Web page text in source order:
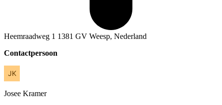
Heemraadweg 1 1381 GV Weesp, Nederland
Contactpersoon
Josee Kramer